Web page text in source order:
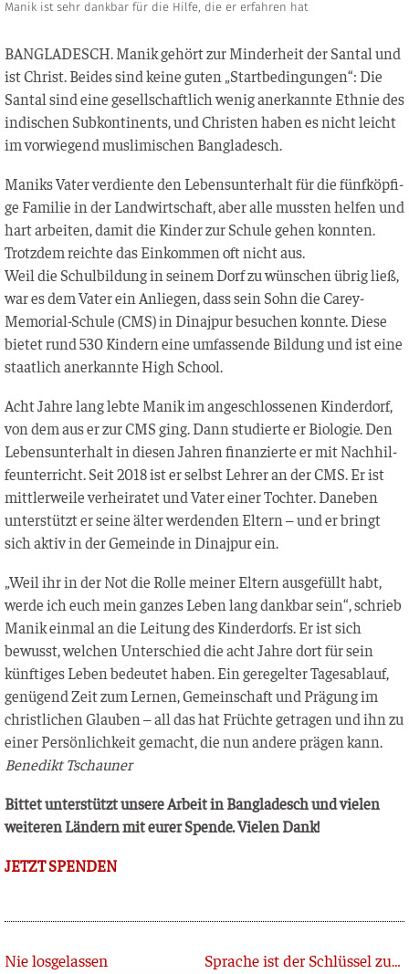
Manik ist sehr dankbar für die Hilfe, die er erfahren hat
BANGLADESCH. Manik gehört zur Min­der­heit der San­tal und
ist Christ. Bei­des sind kei­ne guten „Start­be­din­gun­gen“: Die
San­tal sind eine gesell­schaft­lich wenig aner­kann­te Eth­nie des
indi­schen Sub­kon­ti­nents, und Chris­ten haben es nicht leicht
im vor­wie­gend mus­li­mi­schen Bangladesch.
Maniks Vater ver­dien­te den Lebens­un­ter­halt für die fünf­köp­fi­
ge Fami­lie in der Land­wirt­schaft, aber alle muss­ten hel­fen und
hart arbei­ten, damit die Kin­der zur Schu­le gehen konn­ten.
Trotz­dem reich­te das Ein­kom­men oft nicht aus.
Weil die Schul­bil­dung in sei­nem Dorf zu wün­schen übrig ließ,
war es dem Vater ein Anlie­gen, dass sein Sohn die Carey-
Memo­ri­al-Schu­le (CMS) in Dina­j­pur besu­chen konn­te. Die­se
bie­tet rund 530 Kin­dern eine umfas­sen­de Bil­dung und ist eine
staat­lich aner­kann­te High School.
Acht Jah­re lang leb­te Manik im ange­schlos­se­nen Kin­der­dorf,
von dem aus er zur CMS ging. Dann stu­dier­te er Bio­lo­gie. Den
Lebens­un­ter­halt in die­sen Jah­ren finan­zier­te er mit Nach­hil­
fe­un­ter­richt. Seit 2018 ist er selbst Leh­rer an der CMS. Er ist
mitt­ler­wei­le ver­hei­ra­tet und Vater einer Toch­ter. Dane­ben
unter­stützt er sei­ne älter wer­den­den Eltern – und er bringt
sich aktiv in der Gemein­de in Dina­j­pur ein.
„Weil ihr in der Not die Rol­le mei­ner Eltern aus­ge­füllt habt,
wer­de ich euch mein gan­zes Leben lang dank­bar sein“, schrieb
Manik ein­mal an die Lei­tung des Kin­der­dorfs. Er ist sich
bewusst, wel­chen Unter­schied die acht Jah­re dort für sein
künf­ti­ges Leben bedeu­tet haben. Ein gere­gel­ter Tages­ab­lauf,
genü­gend Zeit zum Ler­nen, Gemein­schaft und Prä­gung im
christ­li­chen Glau­ben – all das hat Früch­te getra­gen und ihn zu
einer Per­sön­lich­keit gemacht, die nun ande­re prä­gen kann.
Bene­dikt Tschauner
Bit­tet unter­stützt unse­re Arbeit in Ban­gla­desch und vie­len
wei­te­ren Län­dern mit eurer Spen­de. Vie­len Dank!
JETZT SPENDEN
Zurück
Nie losgelassen Sprache ist der Schlüssel zum Herzen der Menschen